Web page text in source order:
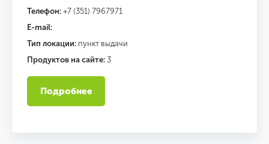
Телефон: +7 (351) 7967971
E-mail:
Тип локации: пункт выдачи
Продуктов на сайте: 3
Подробнее